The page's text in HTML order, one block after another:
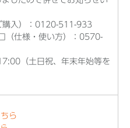
購入）：0120-511-933
（仕様・使い方）：0570-
（土日祝、年末年始等を
ら